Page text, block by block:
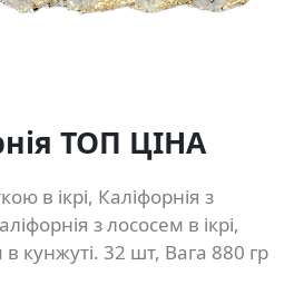
ТОП ЦІНА
в ікрі, Каліфорнія з
з лососем в ікрі,
в кунжуті. 32 шт, Вага 880 гр